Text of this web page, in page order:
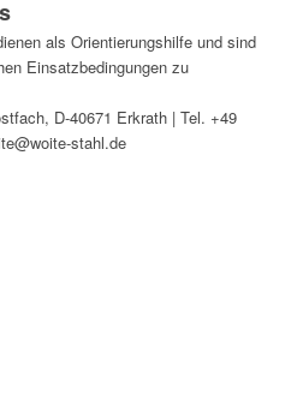
als Orientierungshilfe und sind
Einsatzbedingungen zu
D-40671 Erkrath | Tel. +49
stahl.de